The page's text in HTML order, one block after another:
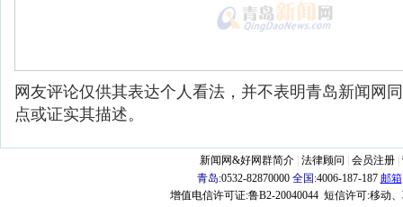
网友评论仅供其表达个人看法，并不表明青岛新闻网
点或证实其描述。